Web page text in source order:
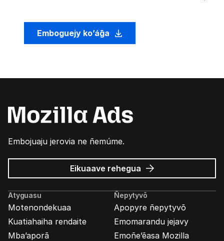
Emboguejy ko’ág̃a
Embojuaju jerovia ne ñemúme.
Eikuaave Mozilla
marandu’i
rehegua
Atyguasu
Motenondekuaa
Kuatiahaiha rendaite
Mba’aporã
Ñepytyvõ
Apopyre ñepytyvõ
Emomarandu jejavy
Emoñe’ẽasa Mozilla